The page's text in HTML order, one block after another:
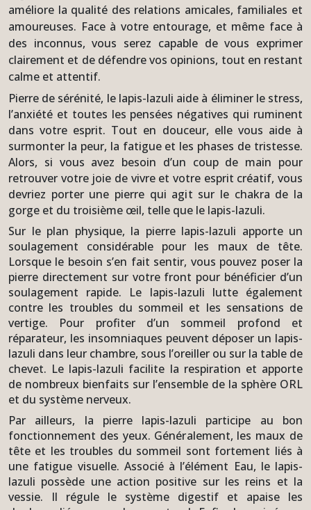
améliore la qualité des relations amicales, familiales et
amoureuses. Face à votre entourage, et même face à
des inconnus, vous serez capable de vous exprimer
clairement et de défendre vos opinions, tout en restant
calme et attentif.
Pierre de sérénité, le lapis-lazuli aide à éliminer le stress,
l’anxiété et toutes les pensées négatives qui ruminent
dans votre esprit. Tout en douceur, elle vous aide à
surmonter la peur, la fatigue et les phases de tristesse.
Alors, si vous avez besoin d’un coup de main pour
retrouver votre joie de vivre et votre esprit créatif, vous
devriez porter une pierre qui agit sur le chakra de la
gorge et du troisième œil, telle que le lapis-lazuli.
Sur le plan physique, la pierre lapis-lazuli apporte un
soulagement considérable pour les maux de tête.
Lorsque le besoin s’en fait sentir, vous pouvez poser la
pierre directement sur votre front pour bénéficier d’un
soulagement rapide. Le lapis-lazuli lutte également
contre les troubles du sommeil et les sensations de
vertige. Pour profiter d’un sommeil profond et
réparateur, les insomniaques peuvent déposer un lapis-
lazuli dans leur chambre, sous l’oreiller ou sur la table de
chevet. Le lapis-lazuli facilite la respiration et apporte
de nombreux bienfaits sur l’ensemble de la sphère ORL
et du système nerveux.
Par ailleurs, la pierre lapis-lazuli participe au bon
fonctionnement des yeux. Généralement, les maux de
tête et les troubles du sommeil sont fortement liés à
une fatigue visuelle. Associé à l’élément Eau, le lapis-
lazuli possède une action positive sur les reins et la
vessie. Il régule le système digestif et apaise les